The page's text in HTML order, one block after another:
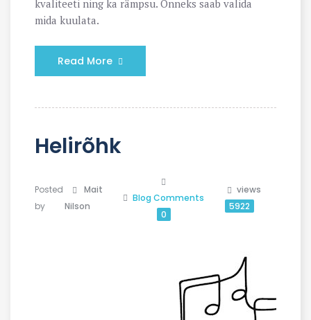
kvaliteeti ning ka rämpsu. Õnneks saab valida
mida kuulata.
Read More
Helirõhk
Posted
by
Mait
Nilson
Blog Comments
0
views
5922